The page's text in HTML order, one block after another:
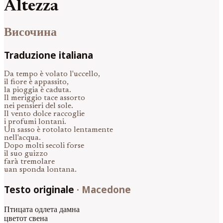
Altezza
Височина
Traduzione italiana
Da tempo è volato l'uccello,
il fiore è appassito,
la pioggia è caduta.
Il meriggio tace assorto
nei pensieri del sole.
Il vento dolce raccoglie
i profumi lontani.
Un sasso è rotolato lentamente
nell'acqua.
Dopo molti secoli forse
il suo guizzo
farà tremolare
uan sponda lontana.
Testo originale · Macedone
Птицата одлета дамна
цветот свена